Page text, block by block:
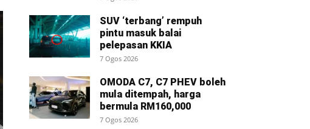
SUV ‘terbang’ rempuh
pintu masuk balai
pelepasan KKIA
7 Ogos 2026
OMODA C7, C7 PHEV boleh
mula ditempah, harga
bermula RM160,000
7 Ogos 2026